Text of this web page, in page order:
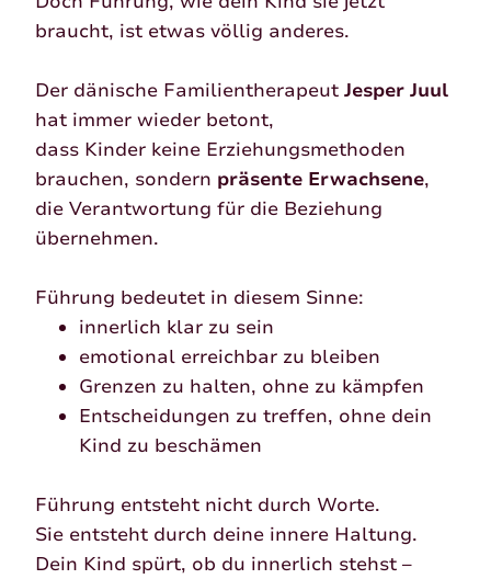
braucht, ist etwas völlig anderes.
Der dänische FamilientherapeutJesper Juul
hat immer wieder betont,
dass Kinder keine Erziehungsmethoden
brauchen, sondern präsente Erwachsene,
die Verantwortung für die Beziehung
übernehmen.
Führung bedeutet in diesem Sinne:
innerlich klar zu sein
emotional erreichbar zu bleiben
Grenzen zu halten, ohne zu kämpfen
Entscheidungen zu treffen, ohne dein
Kind zu beschämen
Führung entsteht nicht durch Worte.
Sie entsteht durch deine innere Haltung.
Dein Kind spürt, ob du innerlich stehst –